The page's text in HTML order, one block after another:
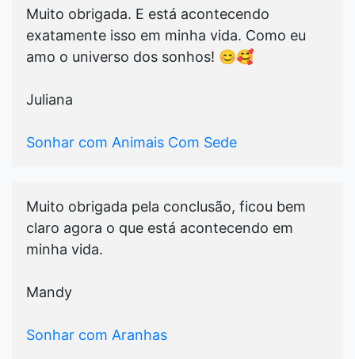
Muito obrigada. E está acontecendo
exatamente isso em minha vida. Como eu
amo o universo dos sonhos! 😊🥰
Juliana
Sonhar com Animais Com Sede
Muito obrigada pela conclusão, ficou bem
claro agora o que está acontecendo em
minha vida.
Mandy
Sonhar com Aranhas